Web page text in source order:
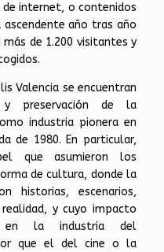
internet, o contenidos
ascendente año tras año
de 1.200 visitantes y
Valencia se encuentran
y preservación de la
industria pionera en
de 1980. En particular,
que asumieron los
de cultura, donde la
historias, escenarios,
y cuyo impacto
en la industria del
que el del cine o la